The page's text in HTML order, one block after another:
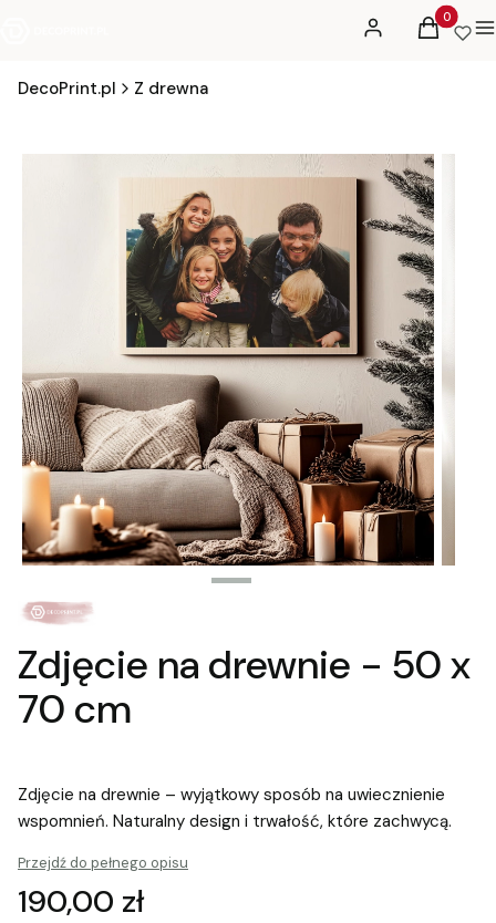
Zaloguj sięProdukty
Koszyk
DecoPrint.pl Z drewna
Zdjęcie na drewnie - 50 x
70 cm
Zdjęcie na drewnie – wyjątkowy sposób na uwiecznienie
wspomnień. Naturalny design i trwałość, które zachwycą.
Przejdź do pełnego opisu
Cena
190,00 zł